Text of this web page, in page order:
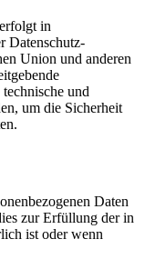
in
Datenschutz-
Union und anderen
technische und
um die Sicherheit
Daten
zur Erfüllung der in
ist oder wenn